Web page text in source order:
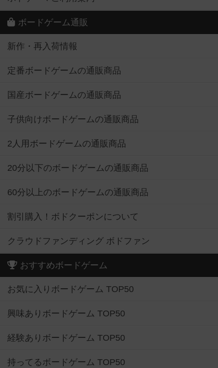
ボードゲーム通販
新作・再入荷情報
定番ボードゲームの通販商品
国産ボードゲームの通販商品
子供向けボードゲームの通販商品
2人用ボードゲームの通販商品
20分以下のボードゲームの通販商品
60分以上のボードゲームの通販商品
割引購入！ボドクーポンについて
クラウドファンディング ボドファン
おすすめボードゲーム
お気に入りボードゲーム TOP50
興味ありボードゲーム TOP50
経験ありボードゲーム TOP50
持ってるボードゲーム TOP50